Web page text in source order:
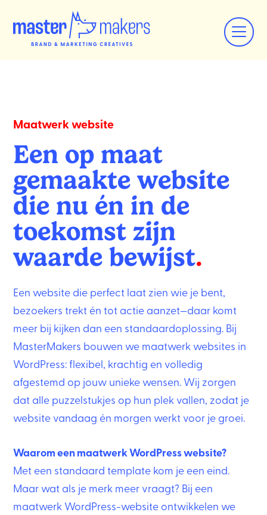
Maatwerk website
Een op maat
gemaakte website
die nu én in de
toekomstzijn
waarde bewijst.
Een website die perfect laat zien wie je bent,
bezoekers trekt én tot actie aanzet—daar komt
meer bij kijken dan een standaardoplossing. Bij
MasterMakers bouwen we maatwerk websites in
WordPress: flexibel, krachtig en volledig
afgestemd op jouw unieke wensen. Wij zorgen
dat alle puzzelstukjes op hun plek vallen, zodat je
website vandaag én morgen werkt voor je groei.
Waarom een maatwerk WordPress website?
Met een standaard template kom je een eind.
Maar wat als je merk meer vraagt? Bij een
maatwerk WordPress-website ontwikkelen we